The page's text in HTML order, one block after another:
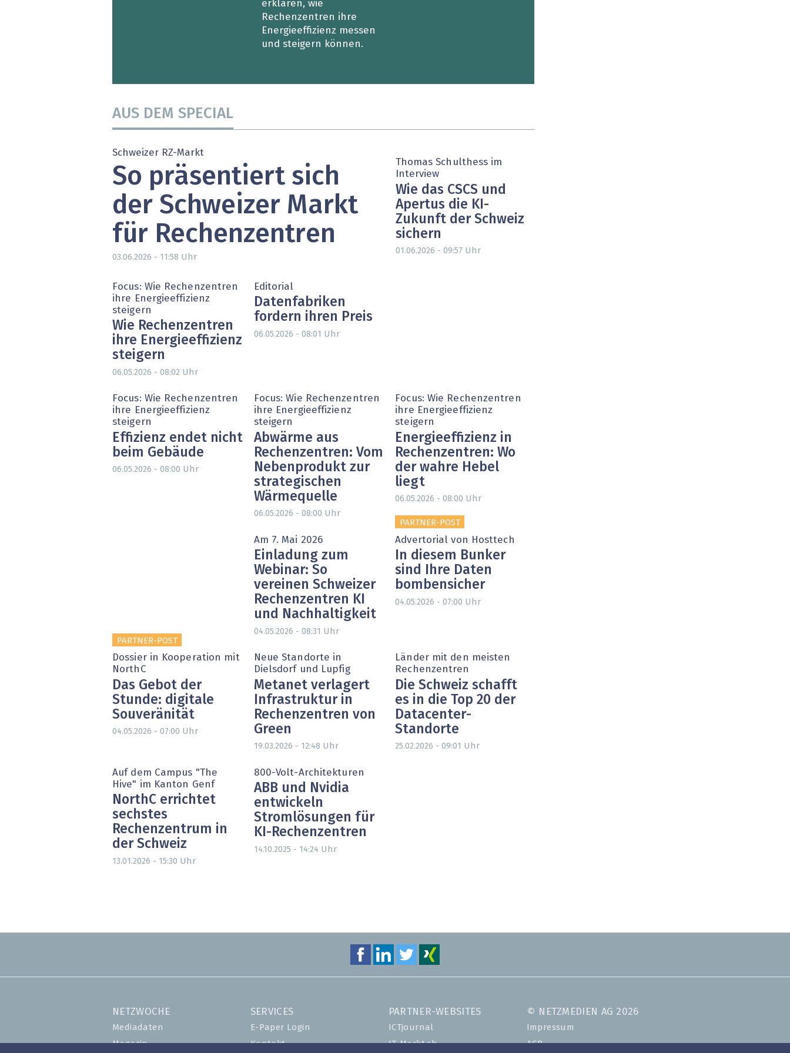
erklären, wie
Rechenzentren ihre
Energieeffizienz messen
und steigern können.
AUS DEM SPECIAL
Schweizer RZ-Markt
So präsentiert sich
der Schweizer Markt
für Rechenzentren
03.06.2026 - 11:58 Uhr
Thomas Schulthess im
Interview
Wie das CSCS und
Apertus die KI-
Zukunft der Schweiz
sichern
01.06.2026 - 09:57 Uhr
Focus: Wie Rechenzentren
ihre Energieeffizienz
steigern
Wie Rechenzentren
ihre Energieeffizienz
steigern
06.05.2026 - 08:02 Uhr
Editorial
Datenfabriken
fordern ihren Preis
06.05.2026 - 08:01 Uhr
Focus: Wie Rechenzentren
ihre Energieeffizienz
steigern
Effizienz endet nicht
beim Gebäude
06.05.2026 - 08:00 Uhr
Focus: Wie Rechenzentren
ihre Energieeffizienz
steigern
Abwärme aus
Rechenzentren: Vom
Nebenprodukt zur
strategischen
Wärmequelle
06.05.2026 - 08:00 Uhr
Focus: Wie Rechenzentren
ihre Energieeffizienz
steigern
Energieeffizienz in
Rechenzentren: Wo
der wahre Hebel
liegt
06.05.2026 - 08:00 Uhr
Am 7. Mai 2026
Einladung zum
Webinar: So
vereinen Schweizer
Rechenzentren KI
und Nachhaltigkeit
04.05.2026 - 08:31 Uhr
PARTNER-POST
Advertorial von Hosttech
In diesem Bunker
sind Ihre Daten
bombensicher
04.05.2026 - 07:00 Uhr
PARTNER-POST
Dossier in Kooperation mit
NorthC
Das Gebot der
Stunde: digitale
Souveränität
04.05.2026 - 07:00 Uhr
Neue Standorte in
Dielsdorf und Lupfig
Metanet verlagert
Infrastruktur in
Rechenzentren von
Green
19.03.2026 - 12:48 Uhr
Länder mit den meisten
Rechenzentren
Die Schweiz schafft
es in die Top 20 der
Datacenter-
Standorte
25.02.2026 - 09:01 Uhr
Auf dem Campus "The
Hive" im Kanton Genf
NorthC errichtet
sechstes
Rechenzentrum in
der Schweiz
13.01.2026 - 15:30 Uhr
800-Volt-Architekturen
ABB und Nvidia
entwickeln
Stromlösungen für
KI-Rechenzentren
14.10.2025 - 14:24 Uhr
NETZWOCHE
Mediadaten
Magazin
SERVICES
E-Paper Login
Kontakt
PARTNER-WEBSITES
ICTjournal
IT-Markt.ch
© NETZMEDIEN AG 2026
Impressum
AGB